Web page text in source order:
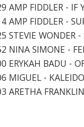
AMP FIDDLER - IF
AMP FIDDLER -
STEVIE WONDER -
NINA SIMONE -
ERYKAH BADU -
MIGUEL -
ARETHA